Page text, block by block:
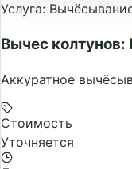
Услуга:
Вычес колтунов:
Аккуратное
Стоимость
Уточняется